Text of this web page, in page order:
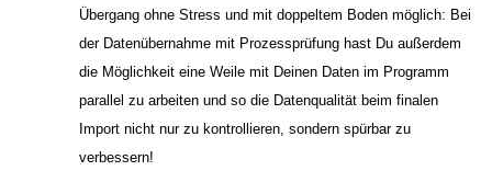
Übergang ohne Stress und mit doppeltem Boden möglich: Bei
der Datenübernahme mit Prozessprüfung hast Du außerdem
die Möglichkeit eine Weile mit Deinen Daten im Programm
parallel zu arbeiten und so die Datenqualität beim finalen
Import nicht nur zu kontrollieren, sondern spürbar zu
verbessern!